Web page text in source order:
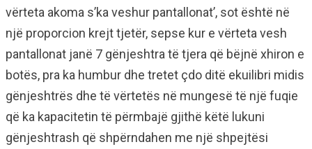
vërteta akoma s’ka veshur pantallonat’, sot është në
një proporcion krejt tjetër, sepse kur e vërteta vesh
pantallonat janë 7 gënjeshtra të tjera që bëjnë xhiron e
botës, pra ka humbur dhe tretet çdo ditë ekuilibri midis
gënjeshtrës dhe të vërtetës në mungesë të një fuqie
që ka kapacitetin të përmbajë gjithë këtë lukuni
gënjeshtrash që shpërndahen me një shpejtësi